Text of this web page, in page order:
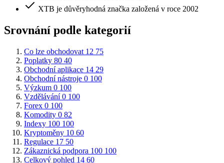
XTB je důvěryhodná značka založená v roce 2002
Srovnání podle kategorií
Co lze obchodovat 12 75
Poplatky 80 40
Obchodní aplikace 14 29
Obchodní nástroje 0 100
Výzkum 0 100
Vzdělávání 0 100
Forex 0 100
Komodity 0 82
Indexy 100 100
Kryptoměny 10 60
Regulace 17 50
Zákaznická podpora 100 100
Celkový pohled 14 60